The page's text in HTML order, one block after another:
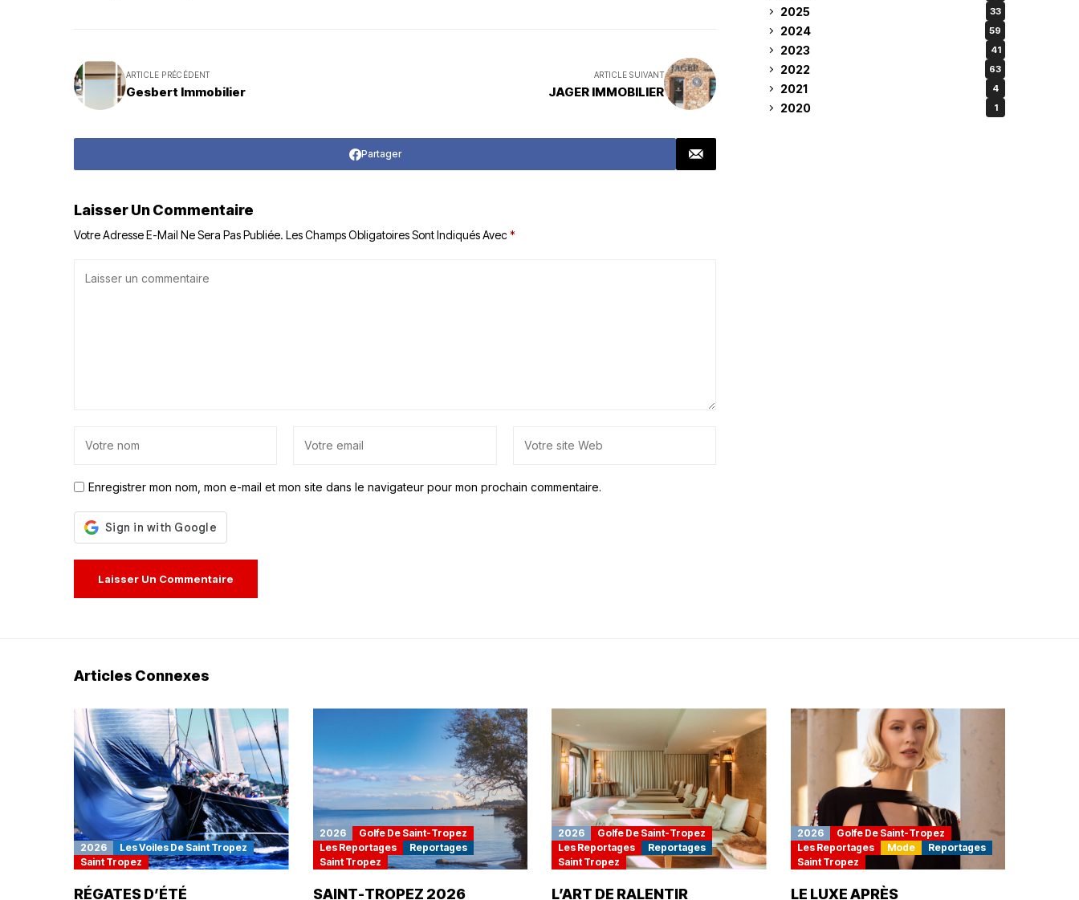
ARTICLE PRÉCÉDENT
Gesbert Immobilier
ARTICLE SUIVANT
JAGER IMMOBILIER
Partager
Laisser Un Commentaire
Votre Adresse E-Mail Ne Sera Pas Publiée. Les Champs Obligatoires Sont Indiqués Avec*
Enregistrer mon nom, mon e-mail et mon site dans le navigateur pour mon prochain commentaire.
2025 33
2024 59
2023 41
2022 63
2021 4
2020 1
Articles Connexes
2026
Les Voiles De Saint Tropez
Saint Tropez
RÉGATES D’ÉTÉ
2026
Golfe De Saint-Tropez
Les Reportages
Reportages
Saint Tropez
SAINT-TROPEZ 2026
2026
Golfe De Saint-Tropez
Les Reportages
Reportages
Saint Tropez
L’ART DE RALENTIR
2026
Golfe De Saint-Tropez
Les Reportages
Mode
Reportages
Saint Tropez
LE LUXE APRÈS